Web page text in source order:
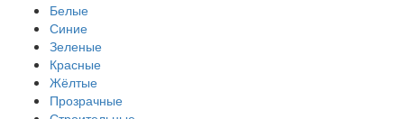
Белые
Синие
Зеленые
Красные
Жёлтые
Прозрачные